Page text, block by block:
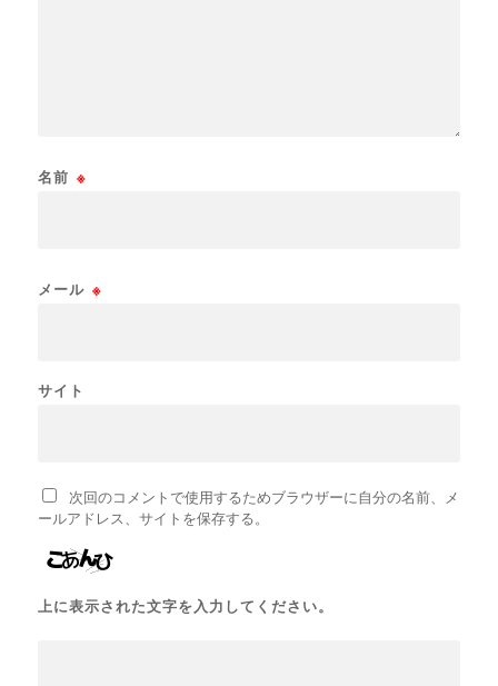
名前 ※
メール ※
サイト
次回のコメントで使用するためブラウザーに自分の名前、メ
ールアドレス、サイトを保存する。
上に表示された文字を入力してください。